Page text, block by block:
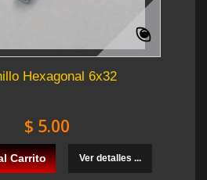
Hexagonal 6x32
$ 5.00
Carrito Ver detalles ...